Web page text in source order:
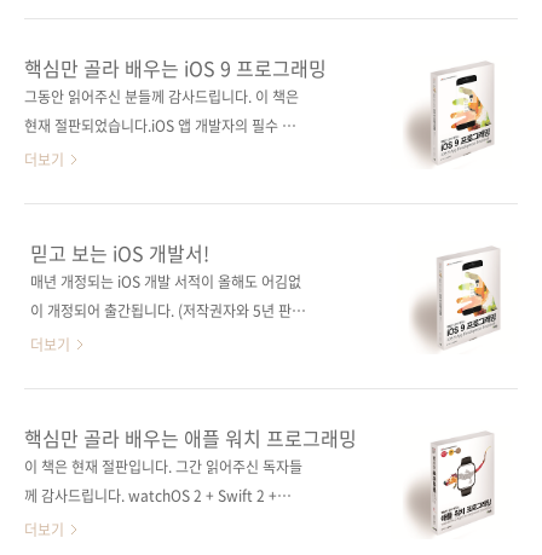
자명 황반석 출판일 2020년 3월 16일 페이지
시리즈 38) 판 형 188*245*19.5 제 본 무선
(soft cover..
표한 지도 6년이 지났습니다. 애플이 만든 길을
거스르기는 쉽지 않습니다. ㅠㅠ 어쨌든, 애플은
Swift 언어를 통한 UI 개발의 새로운 패러다임
SwiftUI에 대한 정의는 애플 홈페이지에서 설명
하는 문구로 대신합니다. SwiftUI는 Swift의 성
인터페이스를 구축할 수 있는 혁신적이고 간소
화된 방법입니다. 단 하나의 도구 구성 및 API를
통해 모든 App..
핵심만 골라 배우는 iOS 9 프로그래밍
그동안 읽어주신 분들께 감사드립니다. 이 책은
현재 절판되었습니다.iOS 앱 개발자의 필수 아
이템! 출판사 제이펍원서명 iOS 9
972쪽시리즈 I♥Mobile 29(아이러브 모바일
29)판 형 (188*245*37)제 본 무선(soft
cover)정 가 36,000원ISBN 979-11-85890-
/ Xcode / 애플리케이션 / 모바일 / 아이폰 / 아
이패드분야 모바일 프로그래밍 / iOS 관련 사이
지 관련 포스트■ 2016/04/14 - [출간전 책소
식] - 믿고 보는 iOS 개발서! 관..
더보기
믿고 보는 iOS 개발서!
매년 개정되는 iOS 개발 서적이 올해도 어김없
이 개정되어 출간됩니다. (저작권자와 5년 판매
계약을 맺고 펴내는 출판사로서는 1년에 한 번씩
에 입문하는 분들에게는 입문서로서 그 역할을
톡톡히 해왔던 [핵심만 골라 배우는 iOS 9 프로
그래밍] 출간이 25일로 예정되었습니다. iOS 9
언어를 이용하여 iOS 애플리케이션을 생성하는
더보기
핵심만 골라 배우는 애플 워치 프로그래밍
이 책은 현재 절판입니다. 그간 읽어주신 독자들
께 감사드립니다. watchOS 2 + Swift 2 +
Xcode 7단계별 튜토리얼과 따라하기 쉬운 예제
더보기